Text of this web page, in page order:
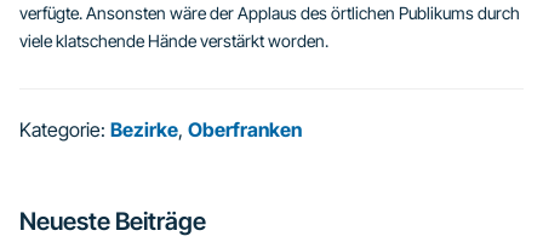
verfügte. Ansonsten wäre der Applaus des örtlichen Publikums durch
viele klatschende Hände verstärkt worden.
Kategorie: Bezirke, Oberfranken
Seitenspalte
Neueste Beiträge